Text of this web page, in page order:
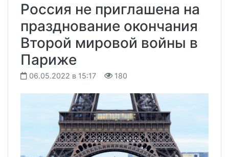
Россия не приглашена на
празднование окончания
Второй мировой войны в
Париже
06.05.2022 в 15:17 180